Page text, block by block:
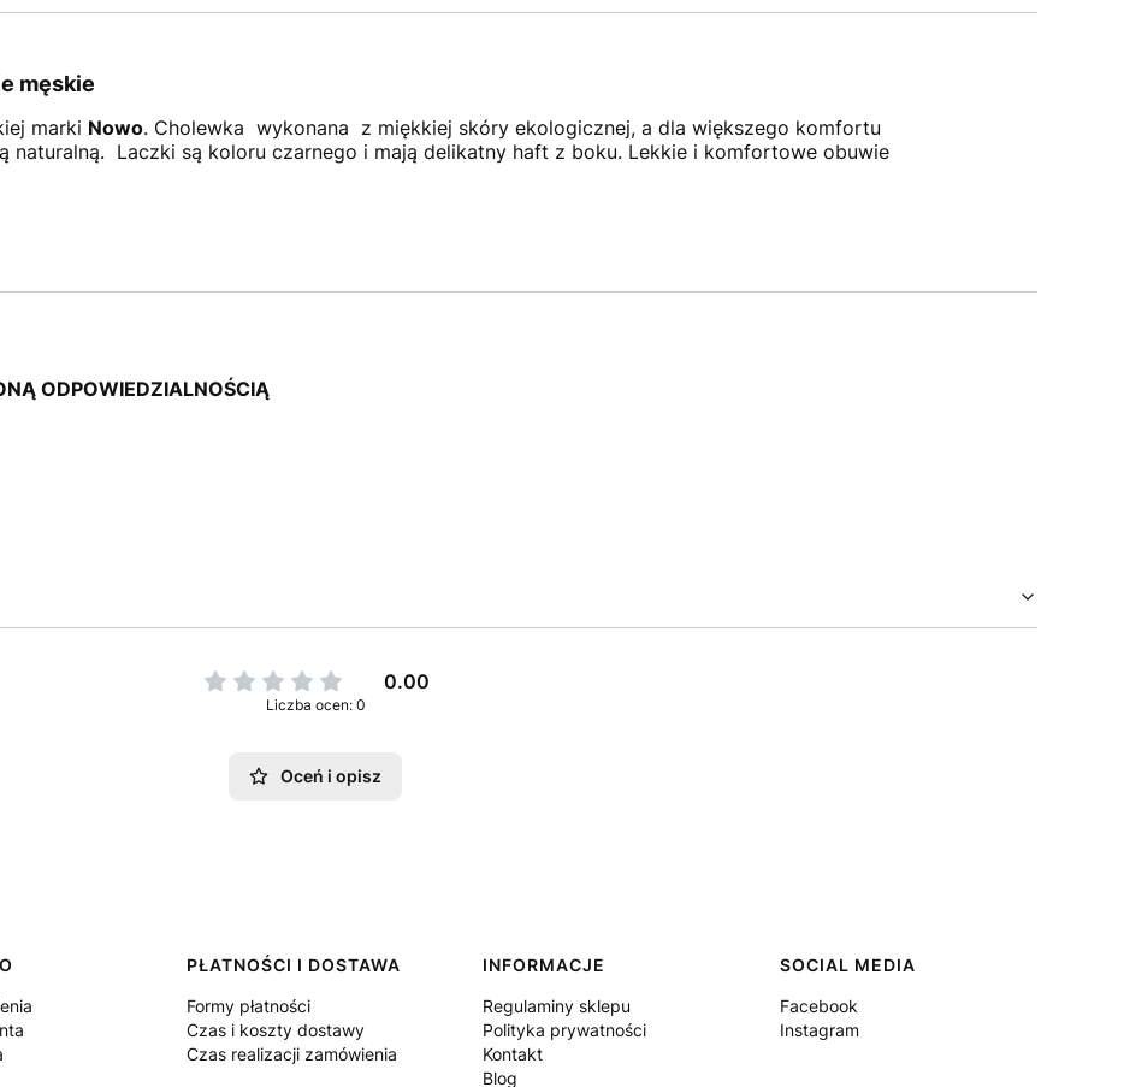
męskie
marki Nowo. Cholewka wykonana z miękkiej skóry ekologicznej, a dla większego komfortu
naturalną. Laczki są koloru czarnego i mają delikatny haft z boku. Lekkie i komfortowe obuwie
ODPOWIEDZIALNOŚCIĄ
0.00
Liczba ocen: 0
Oceń i opisz
PŁATNOŚCI I DOSTAWA
Formy płatności
Czas i koszty dostawy
Czas realizacji zamówienia
INFORMACJE
Regulaminy sklepu
Polityka prywatności
Kontakt
Blog
SOCIAL MEDIA
Facebook
Instagram